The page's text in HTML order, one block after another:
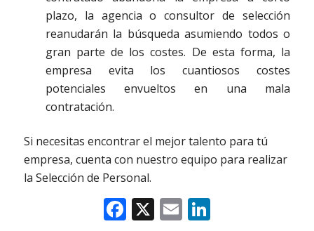
plazo, la agencia o consultor de selección
reanudarán la búsqueda asumiendo todos o
gran parte de los costes. De esta forma, la
empresa evita los cuantiosos costes
potenciales envueltos en una mala
contratación.
Si necesitas encontrar el mejor talento para tú
empresa, cuenta con nuestro equipo para realizar
la Selección de Personal.
Facebook
X EmailLinkedIn